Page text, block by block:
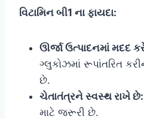
વિટામિન બી1 ના ફાયદા:
ઊર્જા ઉત્પાદનમાં મદદ
ગ્લુકોઝમાં રૂપાંતરિત
છે.
ચેતાતંત્રને સ્વસ્થ રાખે છે:
માટે જરૂરી છે.